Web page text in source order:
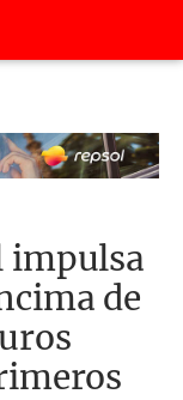
impulsa
de